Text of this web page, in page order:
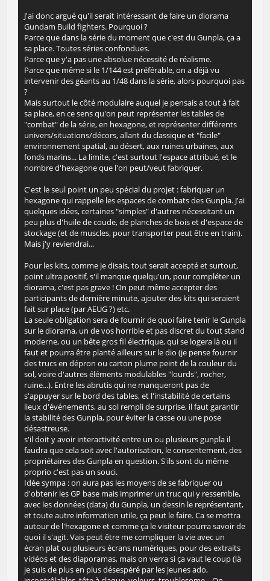
J'ai donc argué qu'il serait intéressant de faire un diorama
Gundam Build fighters. Pourquoi ?
Parce que dans la série du moment que c'est du Gunpla, ça a
sa place. Toutes séries confondues.
Parce que y'a pas une absolue nécessité de réalisme.
Parce que même si le 1/144 est préférable, on a déjà vu
intervenir des géants au 1/48 dans la série, alors pourquoi pas
?
Mais surtout le côté modulaire auquel je pensais a tout à fait
sa place, en ce sens qu'on peut représenter les tables de
"combat" de la série, en hexagone, et représenter différents
univers/situations/décors, allant du classique et "facile"
environnement spatial, au désert, aux ruines urbaines, aux
fonds marins... La limite, c'est surtout l'espace attribué, et le
nombre d'hexagone que l'on peut/veut fabriquer.
C'est le seul point un peu spécial du projet : fabriquer un
hexagone qui rappelle les espaces de combats des Gunpla. J'ai
quelques idées, certaines "simples" d'autres nécessitant un
peu plus d'huile de coude, de planches de bois et d'espace de
stockage (et de muscles, pour transporter peut être en train).
Mais j'y reviendrai...
Pour les kits, comme je disais, tout serait accepté et surtout,
point ultra positif, s'il manque quelqu'un, pour compléter un
diorama, c'est pas grave ! On peut même accepter des
participants de dernière minute, ajouter des kits qui seraient
fait sur place (par AEUG ?) etc.
La seule obligation sera de fournir de quoi faire tenir le Gunpla
sur le diorama, un de vos horrible et pas discret du tout stand
moderne, ou un bête gros fil électrique, qui se logera là ou il
faut et pourra être planté ailleurs sur le dio (je pense fournir
des trucs en dépron ou carton plume peint de la couleur du
sol, voire d'autres éléments modulables "lourds", rocher,
ruine...). Entre les abrutis qui ne manqueront pas de
s'appuyer sur le bord des tables, et l'instabilité de certains
lieux d'événements, au sol rempli de surprise, il faut garantir
la stabilité des Gunpla, pour éviter la casse ou une pose
désastreuse.
s'il doit y avoir interactivité entre un ou plusieurs gunpla il
faudra que cela soit avec l'autorisation, le consentement, des
propriétaires des Gunpla en question. S'ils sont du même
proprio c'est pas un souci.
Idée sympa : on aura pas les moyens de se fabriquer ou
d'obtenir les GP base mais imprimer un truc qui y ressemble,
avec les données (data) du Gunpla, un dessin le représentant,
et toute autre information utile, ça peut le faire. Ca se mettra
autour de l'hexagone et comme ça le visiteur pourra savoir de
quoi il s'agit. Vais peut être me compliquer la vie avec un
écran plat ou plusieurs écrans numériques, pour des extraits
vidéos et des diaporamas, mais on verra si ça vaut le coup (là
je suis de plus en plus désespéré par les jeunes ado,